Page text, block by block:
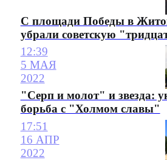
С площади Победы в
убрали советскую
12:39
5 МАЯ
2022
"Серп и молот" и звезда:
борьба с "Холмом славы"
17:51
16 АПР
2022